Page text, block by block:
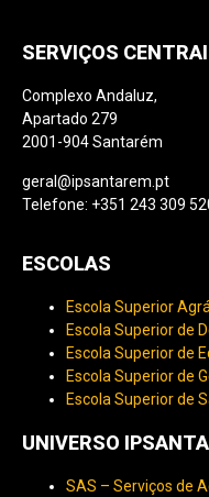
SERVIÇOS
Complexo Andaluz,
Apartado 279
2001-904 Santarém
geral@ipsantarem.pt
Telefone: +351 243 309
ESCOLAS
Escola Superior
Escola Superior de
Escola Superior de
Escola Superior de
Escola Superior de
UNIVERSO
SAS – Serviços de